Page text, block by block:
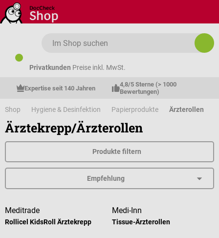
Zum Hauptinhalt springen
Privatkunden Preise inkl. MwSt.
Expertise seit 140 Jahren
4,8/5 Sterne (> 1000
Bewertungen)
Shop Hygiene & Desinfektion Papierprodukte Ärzterollen
Ärztekrepp/Ärzterollen
Produkte filtern
Meditrade
Rollicel KidsRoll Ärztekrepp
Medi-Inn
Tissue-Ärzterollen